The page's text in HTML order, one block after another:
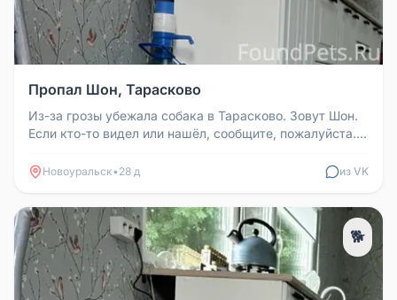
Пропал Шон, Тарасково
Из-за грозы убежала собака в Тарасково. Зовут Шон.
Если кто-то видел или нашёл, сообщите, пожалуйста.
Новоуральск• 28 д из VK
🐕